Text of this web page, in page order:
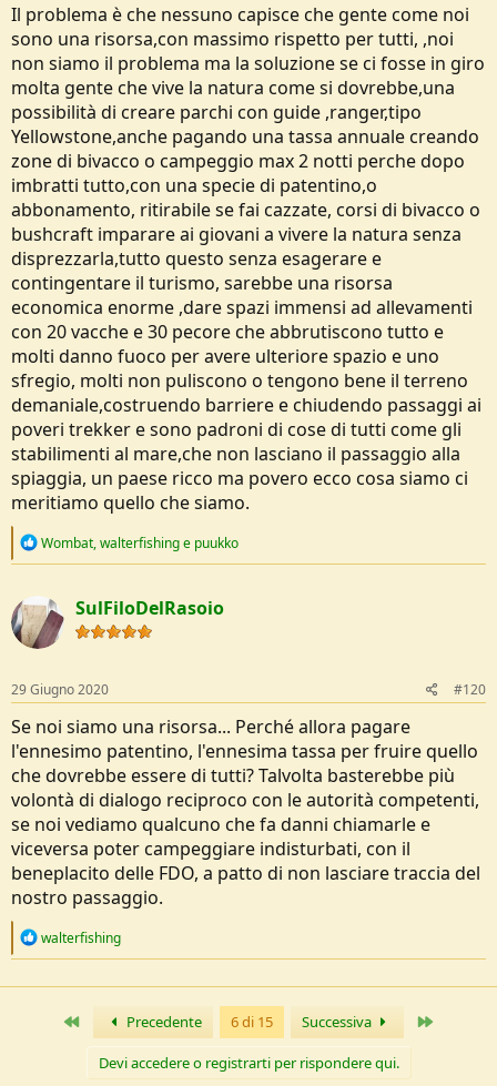
Il problema è che nessuno capisce che gente come noi
sono una risorsa,con massimo rispetto per tutti, ,noi
non siamo il problema ma la soluzione se ci fosse in giro
molta gente che vive la natura come si dovrebbe,una
possibilità di creare parchi con guide ,ranger,tipo
Yellowstone,anche pagando una tassa annuale creando
zone di bivacco o campeggio max 2 notti perche dopo
imbratti tutto,con una specie di patentino,o
abbonamento, ritirabile se fai cazzate, corsi di bivacco o
bushcraft imparare ai giovani a vivere la natura senza
disprezzarla,tutto questo senza esagerare e
contingentare il turismo, sarebbe una risorsa
economica enorme ,dare spazi immensi ad allevamenti
con 20 vacche e 30 pecore che abbrutiscono tutto e
molti danno fuoco per avere ulteriore spazio e uno
sfregio, molti non puliscono o tengono bene il terreno
demaniale,costruendo barriere e chiudendo passaggi ai
poveri trekker e sono padroni di cose di tutti come gli
stabilimenti al mare,che non lasciano il passaggio alla
spiaggia, un paese ricco ma povero ecco cosa siamo ci
meritiamo quello che siamo.
R
c
t
i
o
s
:
Wombat,walterfishinge puukko
SulFiloDelRasoio
29 Giugno 2020 #120
Se noi siamo una risorsa... Perché allora pagare
l'ennesimo patentino, l'ennesima tassa per fruire quello
che dovrebbe essere di tutti? Talvolta basterebbe più
volontà di dialogo reciproco con le autorità competenti,
se noi vediamo qualcuno che fa danni chiamarle e
viceversa poter campeggiare indisturbati, con il
beneplacito delle FDO, a patto di non lasciare traccia del
nostro passaggio.
R
c
walterfishing
Primo Precedente 6 di 15 Successiva
Devi accedere o registrarti per rispondere qui.